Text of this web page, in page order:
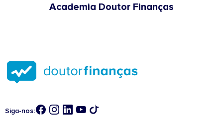
Academia Doutor Finanças
Siga-nos: